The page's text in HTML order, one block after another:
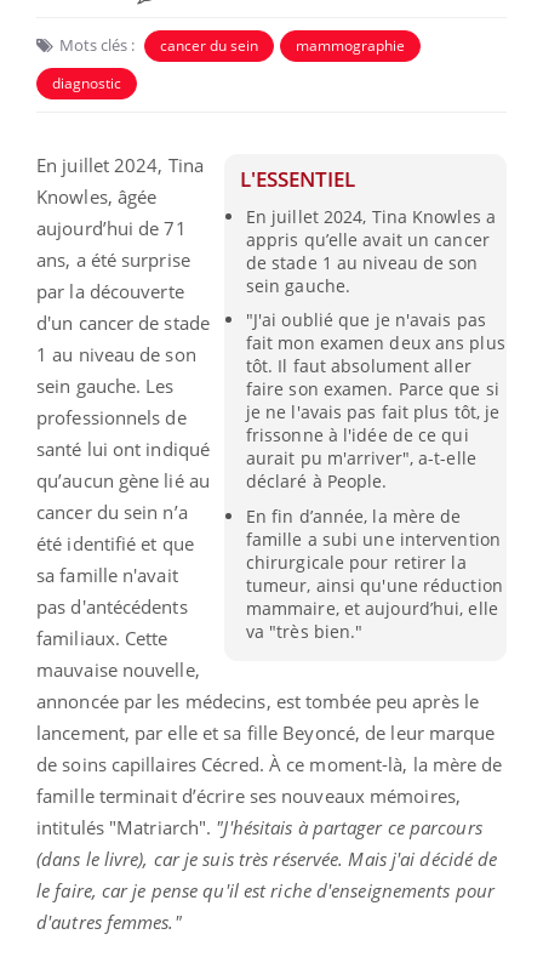
Mots clés : cancer du sein
mammographie
diagnostic
L'ESSENTIEL
En juillet 2024, Tina Knowles a
appris qu’elle avait un cancer
de stade 1 au niveau de son
sein gauche.
"J'ai oublié que je n'avais pas
fait mon examen deux ans plus
tôt. Il faut absolument aller
faire son examen. Parce que si
je ne l'avais pas fait plus tôt, je
frissonne à l'idée de ce qui
aurait pu m'arriver", a-t-elle
déclaré à People.
En fin d’année, la mère de
famille a subi une intervention
chirurgicale pour retirer la
tumeur, ainsi qu'une réduction
mammaire, et aujourd’hui, elle
va "très bien."
En juillet 2024, Tina
Knowles, âgée
aujourd’hui de 71
ans, a été surprise
par la découverte
d'un cancer de stade
1 au niveau de son
sein gauche. Les
professionnels de
santé lui ont indiqué
qu’aucun gène lié au
cancer du sein n’a
été identifié et que
sa famille n'avait
pas d'antécédents
familiaux. Cette
mauvaise nouvelle,
annoncée par les médecins, est tombée peu après le
lancement, par elle et sa fille Beyoncé, de leur marque
de soins capillaires Cécred. À ce moment-là, la mère de
famille terminait d’écrire ses nouveaux mémoires,
intitulés "Matriarch". "J'hésitais à partager ce parcours
(dans le livre), car je suis très réservée. Mais j'ai décidé de
le faire, car je pense qu'il est riche d'enseignements pour
d'autres femmes."